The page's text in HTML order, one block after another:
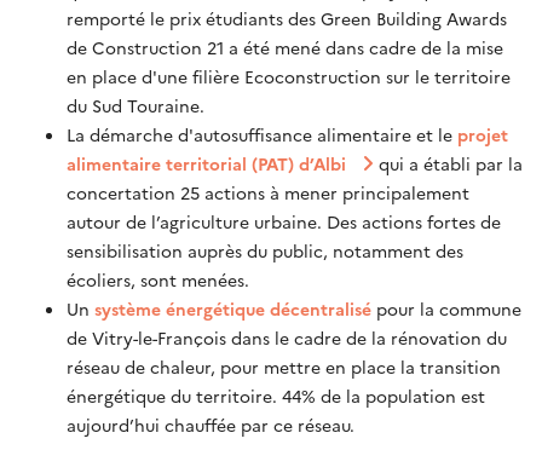
remporté le prix étudiants des Green Building Awards
de Construction 21 a été mené dans cadre de la mise
en place d'une filière Ecoconstruction sur le territoire
du Sud Touraine.
La démarche d'autosuffisance alimentaire et le projet
alimentaire territorial (PAT) d’Albi
qui a établi par la
concertation 25 actions à mener principalement
autour de l’agriculture urbaine. Des actions fortes de
sensibilisation auprès du public, notamment des
écoliers, sont menées.
Un système énergétique décentralisé pour la commune
de Vitry-le-François dans le cadre de la rénovation du
réseau de chaleur, pour mettre en place la transition
énergétique du territoire. 44% de la population est
aujourd’hui chauffée par ce réseau.